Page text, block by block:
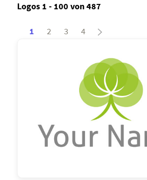
Logos 1 - 100 von 487
1 2 3 4